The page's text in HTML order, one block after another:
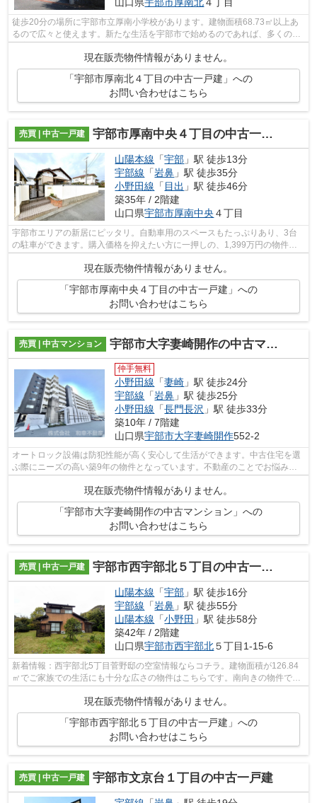
山口県宇部市厚南北４丁目
徒歩20分の場所に宇部市立厚南小学校があります。建物面積68.73㎡以上あ
るので広々と使えます。新たな生活を宇部市で始めるのであれば、多くの不
動産情報を取り扱っている当社までご連...
現在販売物件情報がありません。
「宇部市厚南北４丁目の中古一戸建」への
お問い合わせはこちら
売買 | 中古一戸建 宇部市厚南中央４丁目の中古一戸建
山陽本線 「宇部 」駅 徒歩13分
宇部線 「岩鼻 」駅 徒歩35分
小野田線 「 目出 」駅 徒歩46分
築35年 / 2階建
山口県宇部市厚南中央 ４丁目
宇部市エリアの新居にピッタリ。自動車用のスペースもたっぷりあり、3台
の駐車ができます。購入価格を抑えたい方に一押しの、1,399万円の物件で
す。建物面積が128.06㎡でご家族での生...
現在販売物件情報がありません。
「宇部市厚南中央４丁目の中古一戸建」への
お問い合わせはこちら
売買 | 中古マンション 宇部市大字妻崎開作の中古マンション
仲手無料
小野田線 「妻崎 」駅 徒歩24分
宇部線 「岩鼻 」駅 徒歩25分
小野田線 「長門長沢 」駅 徒歩33分
築10年 / 7階建
山口県宇部市大字妻崎開作552-2
オートロック設備は防犯性能が高く安心して生活ができます。中古住宅を選
ぶ際にニーズの高い築9年の物件となっています。不動産のことでお悩みな
現在販売物件情報がありません。
「宇部市大字妻崎開作の中古マンション」への
お問い合わせはこちら
売買 | 中古一戸建 宇部市西宇部北５丁目の中古一戸建
山陽本線 「宇部 」駅 徒歩16分
宇部線 「岩鼻 」駅 徒歩55分
山陽本線 「小野田 」駅 徒歩58分
築42年 / 2階建
山口県宇部市西宇部北５丁目1-15-6
新着情報：西宇部北5丁目菅野邸の空室情報ならコチラ。建物面積が126.84
㎡でご家族での生活にも十分な広さの物件はこちらです。南向きの物件で
現在販売物件情報がありません。
「宇部市西宇部北５丁目の中古一戸建」への
お問い合わせはこちら
売買 | 中古一戸建 宇部市文京台１丁目の中古一戸建